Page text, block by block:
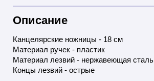
Описание
Канцелярские ножницы - 18 см
Материал ручек - пластик
Материал лезвий - нержавеющая сталь
Концы лезвий - острые